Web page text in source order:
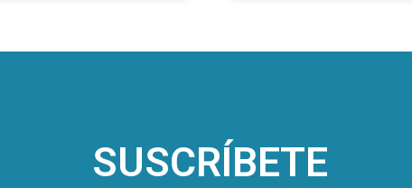
SUSCRÍBETE